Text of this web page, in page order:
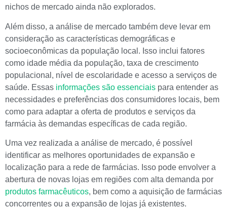
nichos de mercado ainda não explorados.
Além disso, a análise de mercado também deve levar em
consideração as características demográficas e
socioeconômicas da população local. Isso inclui fatores
como idade média da população, taxa de crescimento
populacional, nível de escolaridade e acesso a serviços de
saúde. Essas informações são essenciais para entender as
necessidades e preferências dos consumidores locais, bem
como para adaptar a oferta de produtos e serviços da
farmácia às demandas específicas de cada região.
Uma vez realizada a análise de mercado, é possível
identificar as melhores oportunidades de expansão e
localização para a rede de farmácias. Isso pode envolver a
abertura de novas lojas em regiões com alta demanda por
produtos farmacêuticos, bem como a aquisição de farmácias
concorrentes ou a expansão de lojas já existentes.